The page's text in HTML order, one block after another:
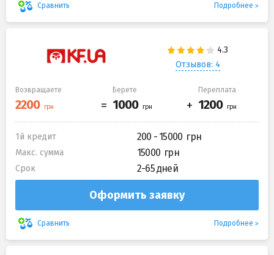
Сравнить Подробнее
Отзывов: 4
Возвращаете Берете Переплата
1й кредит 200 - 15000
Макс. сумма 15000
Срок 2-65 дней
Оформить заявку
Сравнить Подробнее